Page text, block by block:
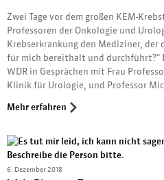
Zwei Tage vor dem großen KEM-
Professoren der Onkologie und
Krebserkrankung den Mediziner, der
für mich bereithält und durchführt?“
WDR in Gesprächen mit Frau
Klinik für Urologie, und Professor
Mehr erfahren
6. Dezember 2018